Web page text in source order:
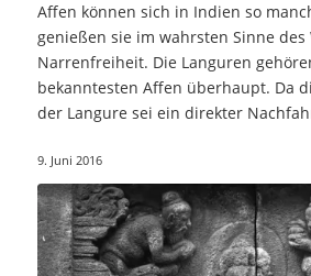
Affen können sich in Indien so
genießen sie im wahrsten Sinne des
Narrenfreiheit. Die Languren
bekanntesten Affen überhaupt. Da
der Langure sei ein direkter
9. Juni 2016